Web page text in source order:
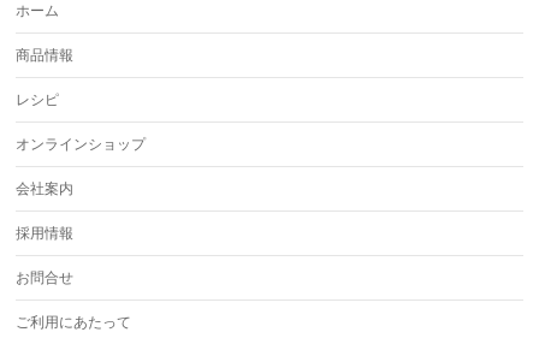
ホーム
商品情報
レシピ
オンラインショップ
会社案内
採用情報
お問合せ
ご利用にあたって